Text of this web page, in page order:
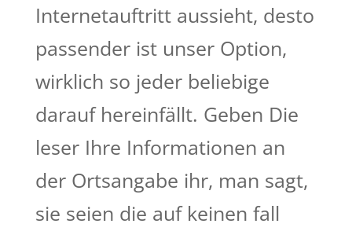
Internetauftritt aussieht, desto
passender ist unser Option,
wirklich so jeder beliebige
darauf hereinfällt. Geben Die
leser Ihre Informationen an
der Ortsangabe ihr, man sagt,
sie seien die auf keinen fall